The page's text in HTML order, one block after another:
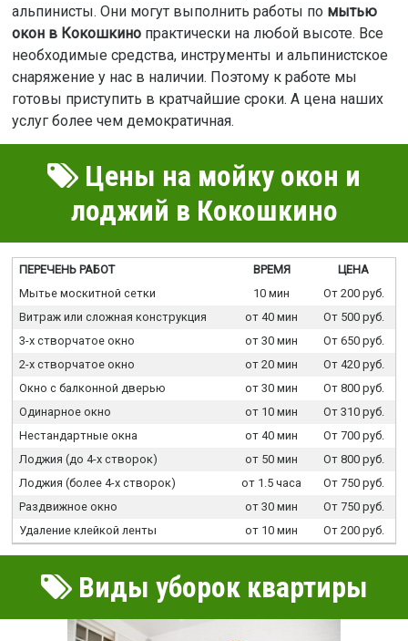
альпинисты. Они могут выполнить работы по мытью
окон в Кокошкинопрактически на любой высоте. Все
необходимые средства, инструменты и альпинистское
снаряжение у нас в наличии. Поэтому к работе мы
готовы приступить в кратчайшие сроки. А цена наших
услуг более чем демократичная.
Цены на мойку окон и
лоджий в Кокошкино
ПЕРЕЧЕНЬ РАБОТ ВРЕМЯ
ЦЕНА
Мытье москитной сетки
10 мин
От 200 руб.
Витраж или сложная конструкция
от 40 мин
От 500 руб.
3-х створчатое окно
от 30 мин
От 650 руб.
2-х створчатое окно
от 20 мин
От 420 руб.
Окно с балконной дверью
от 30 мин
От 800 руб.
Одинарное окно
от 10 мин
От 310 руб.
Нестандартные окна
от 40 мин
От 700 руб.
Лоджия (до 4-х створок)
от 50 мин
От 800 руб.
Лоджия (более 4-х створок)
от 1.5 часа
От 750 руб.
Раздвижное окно
от 30 мин
От 750 руб.
Удаление клейкой ленты
от 10 мин От 200 руб.
Виды уборок квартиры